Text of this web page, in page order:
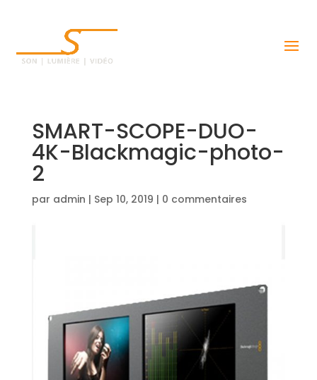
SMART-SCOPE-DUO-
4K-Blackmagic-photo-
2
par admin | Sep 10, 2019 | 0 commentaires